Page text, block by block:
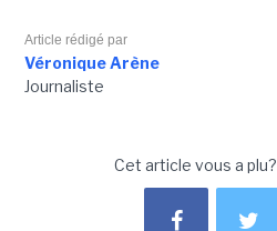
Article rédigé par
Véronique Arène
Journaliste
Cet article vous a plu?